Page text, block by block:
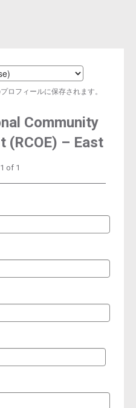
ロフィールに保存されます。
Community
(RCOE) – East
of 1